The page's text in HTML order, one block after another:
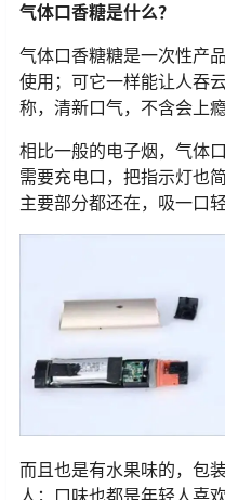
气体口香糖是什么？
气体口香糖糖是一次性产
使用；可它一样能让人吞
称，清新口气，不含会上瘾
相比一般的电子烟，气体
需要充电口，把指示灯也
主要部分都还在，吸一口
而且也是有水果味的，包